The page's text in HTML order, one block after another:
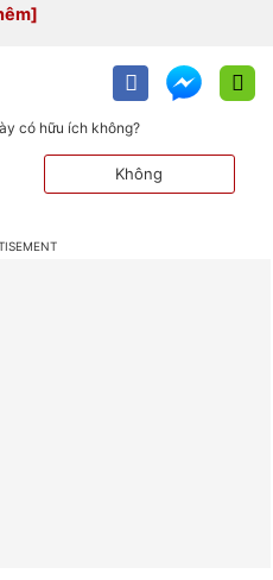
có hữu ích không?
Không